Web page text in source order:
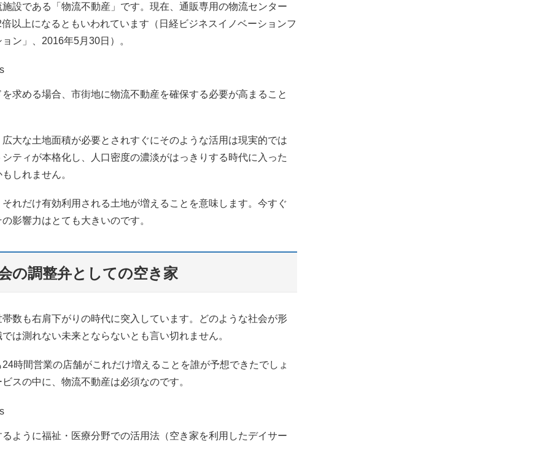
設である「物流不動産」です。現在、通販専用の物流センター
以上になるともいわれています（日経ビジネスイノベーションフ
ン」、2016年5月30日）。
求める場合、市街地に物流不動産を確保する必要が高まること
大な土地面積が必要とされすぐにそのような活用は現実的では
ティが本格化し、人口密度の濃淡がはっきりする時代に入った
しれません。
れだけ有効利用される土地が増えることを意味します。今すぐ
影響力はとても大きいのです。
の調整弁としての空き家
数も右肩下がりの時代に突入しています。どのような社会が形
は測れない未来とならないとも言い切れません。
時間営業の店舗がこれだけ増えることを誰が予想できたでしょ
スの中に、物流不動産は必須なのです。
ように福祉・医療分野での活用法（空き家を利用したデイサー